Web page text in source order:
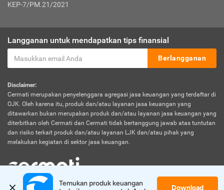
KEP-7/PM.21/2021
Langganan untuk mendapatkan tips finansial
Berlangganan
Disclaimer:
Cermati merupakan penyelenggara agregasi jasa keuangan yang terdaftar di
OJK. Oleh karena itu, produk dan/atau layanan jasa keuangan yang
ditawarkan bukan merupakan produk dan/atau layanan jasa keuangan yang
diterbitkan oleh Cermati dan Cermati tidak bertanggung jawab atas tuntutan
dan risiko terkait produk dan/atau layanan LJK dan/atau pihak yang
melakukan kegiatan di sektor jasa keuangan.
© 2026 Cermati. All Rights Reserved.
Temukan produk keuangan
Download